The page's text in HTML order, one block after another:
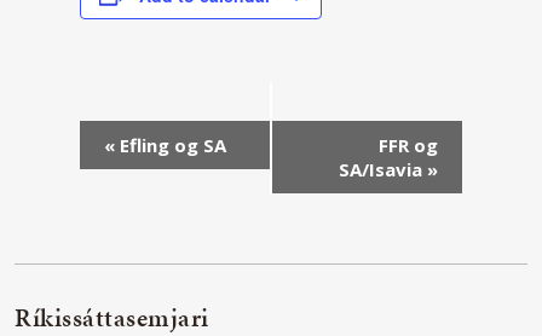
Event
Navigation
« Efling og SA
FFR og
SA/Isavia »
Ríkissáttasemjari